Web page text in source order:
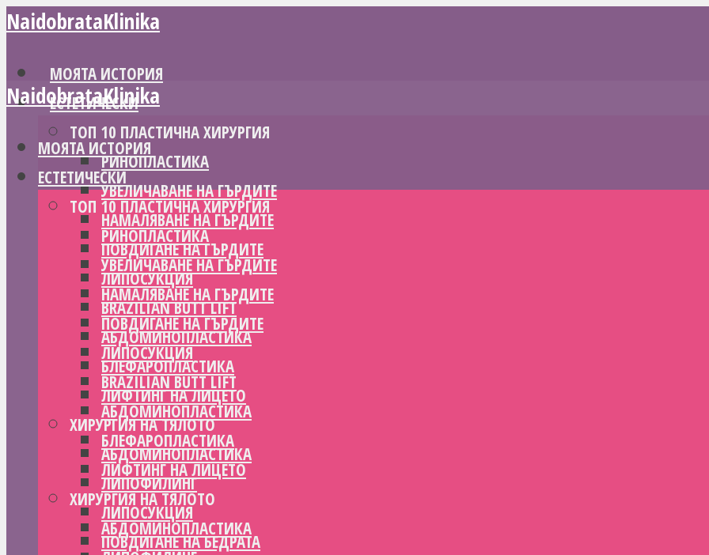
NaidobrataKlinika
МОЯТА ИСТОРИЯ
ЕСТЕТИЧЕСКИ
ТОП 10 ПЛАСТИЧНА ХИРУРГИЯ
РИНОПЛАСТИКА
УВЕЛИЧАВАНЕ НА ГЪРДИТЕ
НАМАЛЯВАНЕ НА ГЪРДИТЕ
ПОВДИГАНЕ НА ГЪРДИТЕ
ЛИПОСУКЦИЯ
BRAZILIAN BUTT LIFT
АБДОМИНОПЛАСТИКА
БЛЕФАРОПЛАСТИКА
ЛИФТИНГ НА ЛИЦЕТО
ХИРУРГИЯ НА ТЯЛОТО
АБДОМИНОПЛАСТИКА
ЛИПОФИЛИНГ
ЛИПОСУКЦИЯ
ПОВДИГАНЕ НА БЕДРАТА
NaidobrataKlinika
МОЯТА ИСТОРИЯ
ЕСТЕТИЧЕСКИ
ТОП 10 ПЛАСТИЧНА ХИРУРГИЯ
РИНОПЛАСТИКА
УВЕЛИЧАВАНЕ НА ГЪРДИТЕ
НАМАЛЯВАНЕ НА ГЪРДИТЕ
ПОВДИГАНЕ НА ГЪРДИТЕ
ЛИПОСУКЦИЯ
BRAZILIAN BUTT LIFT
АБДОМИНОПЛАСТИКА
БЛЕФАРОПЛАСТИКА
ЛИФТИНГ НА ЛИЦЕТО
ХИРУРГИЯ НА ТЯЛОТО
АБДОМИНОПЛАСТИКА